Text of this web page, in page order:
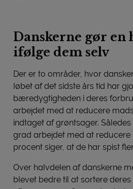
Danskerne gør en
ifølge dem selv
Der er to områder, hvor
løbet af det sidste års tid har
bæredygtigheden i deres
arbejdet med at reducere
indtaget af grøntsager.
grad arbejdet med at
procent siger, at de har spist
Over halvdelen af danskerne
blevet bedre til at sortere